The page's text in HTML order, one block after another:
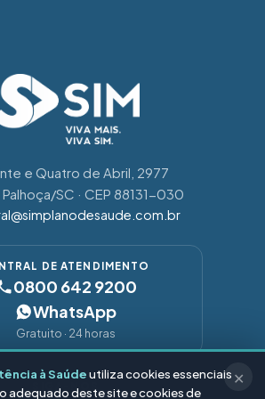
e Quatro de Abril, 2977
SC · CEP 88131-030
DE ATENDIMENTO
0800 642 9200
WhatsApp
Gratuito · 24 horas
SIGA-NOS
à Saúdeutiliza cookies essenciais
adequado deste site e cookies de
✕